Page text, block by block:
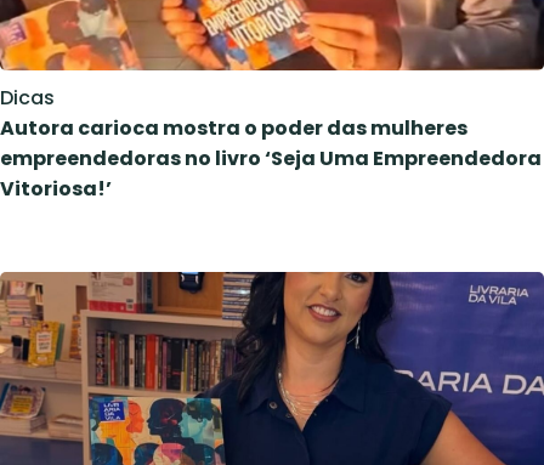
Dicas
Autora carioca mostra o poder das mulheres
empreendedoras no livro ‘Seja Uma Empreendedora
Vitoriosa!’